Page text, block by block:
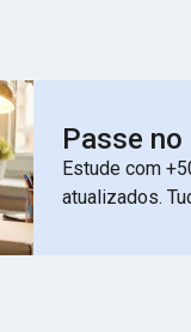
Passe
Estude com
atualizados.